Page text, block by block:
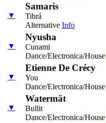
▼
Samaris
Tibrá
Alternative Info
▼
Nyusha
Cunami
Dance/Electronica/House
▼
Etienne De Crécy
You
Dance/Electronica/House
▼
Watermät
Bullit
Dance/Electronica/House